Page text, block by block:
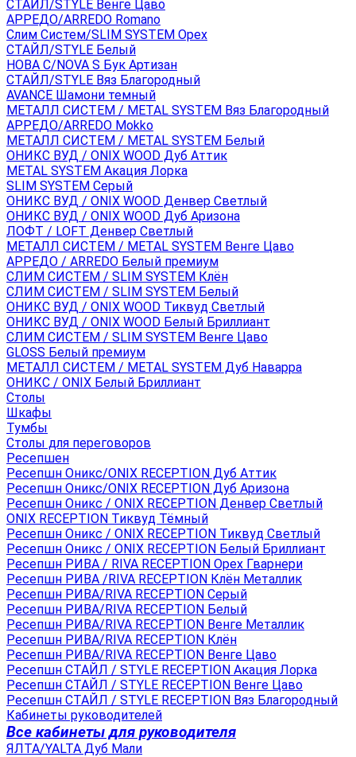
СТАЙЛ/STYLE Венге Цаво
АРРЕДО/ARREDO Romano
Слим Систем/SLIM SYSTEM Орех
СТАЙЛ/STYLE Белый
НОВА С/NOVA S Бук Артизан
СТАЙЛ/STYLE Вяз Благородный
AVANCE Шамони темный
МЕТАЛЛ СИСТЕМ / METAL SYSTEM Вяз Благородный
АРРЕДО/ARREDO Mokko
МЕТАЛЛ СИСТЕМ / METAL SYSTEM Белый
ОНИКС ВУД / ONIX WOOD Дуб Аттик
METAL SYSTEM Акация Лорка
SLIM SYSTEM Серый
ОНИКС ВУД / ONIX WOOD Денвер Светлый
ОНИКС ВУД / ONIX WOOD Дуб Аризона
ЛОФТ / LOFT Денвер Светлый
МЕТАЛЛ СИСТЕМ / METAL SYSTEM Венге Цаво
АРРЕДО / ARREDO Белый премиум
СЛИМ СИСТЕМ / SLIM SYSTEM Клён
СЛИМ СИСТЕМ / SLIM SYSTEM Белый
ОНИКС ВУД / ONIX WOOD Тиквуд Светлый
ОНИКС ВУД / ONIX WOOD Белый Бриллиант
СЛИМ СИСТЕМ / SLIM SYSTEM Венге Цаво
GLOSS Белый премиум
МЕТАЛЛ СИСТЕМ / METAL SYSTEM Дуб Наварра
ОНИКС / ONIX Белый Бриллиант
Столы
Шкафы
Тумбы
Столы для переговоров
Ресепшен
Ресепшн Оникс/ONIX RECEPTION Дуб Аттик
Ресепшн Оникс/ONIX RECEPTION Дуб Аризона
Ресепшн Оникс / ONIX RECEPTION Денвер Светлый
ONIX RECEPTION Тиквуд Тёмный
Ресепшн Оникс / ONIX RECEPTION Тиквуд Светлый
Ресепшн Оникс / ONIX RECEPTION Белый Бриллиант
Ресепшн РИВА / RIVA RECEPTION Орех Гварнери
Ресепшн РИВА /RIVA RECEPTION Клён Металлик
Ресепшн РИВА/RIVA RECEPTION Серый
Ресепшн РИВА/RIVA RECEPTION Белый
Ресепшн РИВА/RIVA RECEPTION Венге Металлик
Ресепшн РИВА/RIVA RECEPTION Клён
Ресепшн РИВА/RIVA RECEPTION Венге Цаво
Ресепшн СТАЙЛ / STYLE RECEPTION Акация Лорка
Ресепшн СТАЙЛ / STYLE RECEPTION Венге Цаво
Ресепшн СТАЙЛ / STYLE RECEPTION Вяз Благородный
Кабинеты руководителей
Все кабинеты для руководителя
ЯЛТА/YALTA Дуб Мали